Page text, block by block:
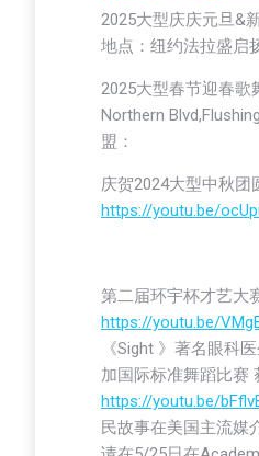
2025大型庆庆元旦&
地点：纽约法拉盛启
2025大型春节迎春歌
Northern
盟：
庆贺2024大型中秋
https://youtu.be/
第二届环宇杯才艺大
https://youtu.be/
《Sight 》著名眼科
加国际标准舞蹈比赛
https://youtu.be/
民故事在美国主流媒